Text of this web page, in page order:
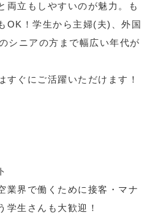
両立もしやすいのが魅力。も
OK！学生から主婦(夫)、外国
シニアの方まで幅広い年代が
すぐにご活躍いただけます！
業界で働くために接客・マナ
学生さんも大歓迎！